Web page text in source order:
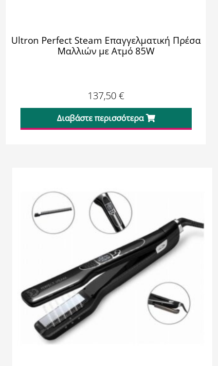
Ultron Perfect Steam Επαγγελματική Πρέσα
Μαλλιών με Ατμό 85W
137,50€
Διαβάστε περισσότερα